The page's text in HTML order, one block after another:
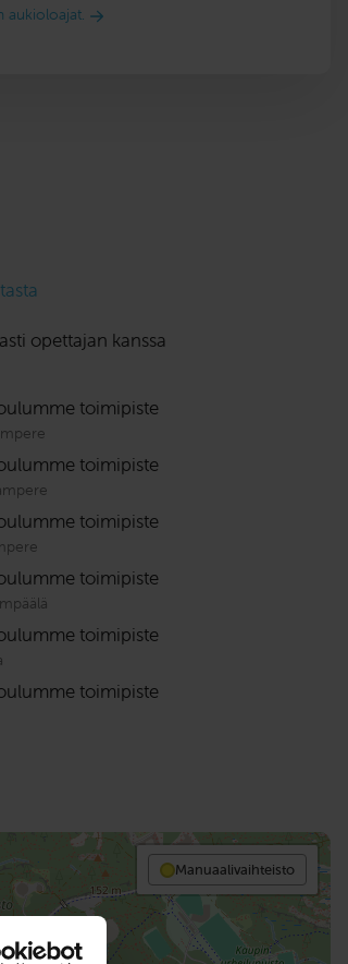
aukioloajat.
opettajan kanssa
toimipiste
toimipiste
toimipiste
toimipiste
toimipiste
toimipiste
Manuaalivaihteisto